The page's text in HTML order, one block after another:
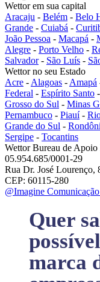
Wettor em sua capital
Aracaju - Belém - Belo
Grande - Cuiabá -
João Pessoa - Macapá -
Alegre - Porto Velho -
Salvador- São Luís -
Wettor no seu Estado
Acre - Alagoas - Amapá
Federal - Espírito Santo -
Grosso do Sul - Minas
Pernambuco - Piauí-
Grande do Sul -
Sergipe - Tocantins
Wettor Bureau de
05.954.685/0001-29
Rua Dr. José Lourenço,
CEP: 60115-280
@Imagine
Quer
marca